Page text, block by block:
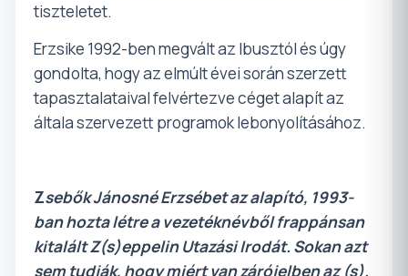
tiszteletet.
Erzsike 1992-ben megvált az Ibusztól és úgy
gondolta, hogy az elmúlt évei során szerzett
tapasztalataival felvértezve céget alapít az
általa szervezett programok lebonyolításához.
Zsebők Jánosné Erzsébet az alapító, 1993-
ban hozta létre a vezetéknévből frappánsan
kitalált Z(s)eppelin Utazási Irodát. Sokan azt
sem tudják, hogy miért van zárójelben az (s).